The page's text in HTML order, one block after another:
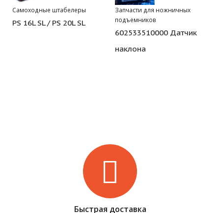
Самоходные штабелеры
PS 16L SL / PS 20L SL
Запчасти для ножничных
подъемников
602533510000 Датчик
наклона
Быстрая доставка